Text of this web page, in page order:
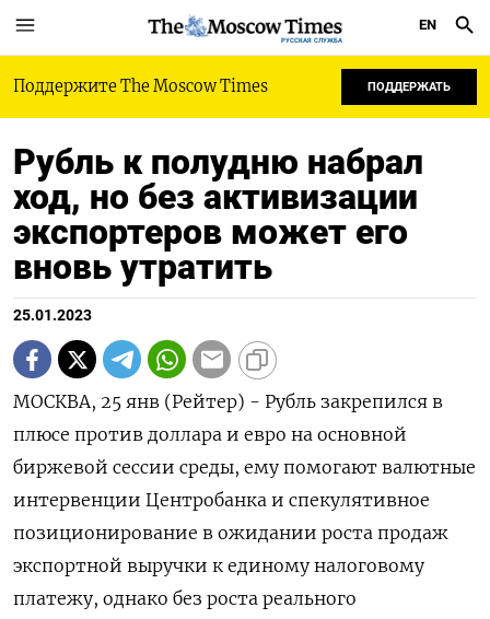
РУССКАЯ СЛУЖБА
EN
Поддержите The Moscow Times ПОДДЕРЖАТЬ
Рубль к полудню набрал
ход, но без активизации
экспортеров может его
вновь утратить
25.01.2023
МОСКВА, 25 янв (Рейтер) - Рубль закрепился в
плюсе против доллара и евро на основной
биржевой сессии среды, ему помогают валютные
интервенции Центробанка и спекулятивное
позиционирование в ожидании роста продаж
экспортной выручки к единому налоговому
платежу, однако без роста реального